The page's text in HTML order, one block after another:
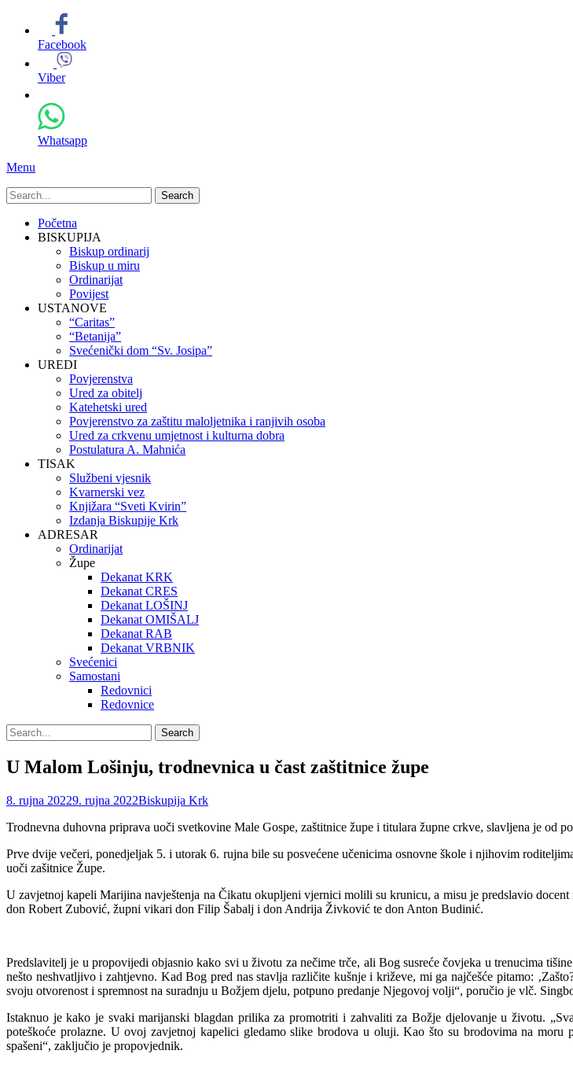
Facebook
Viber
Whatsapp
Menu
Search
for:
Primary
Menu
Skip
Početna
BISKUPIJA
Biskup ordinarij
Biskup u miru
Ordinarijat
Povijest
USTANOVE
“Caritas”
“Betanija”
Svećenički dom “Sv. Josipa”
UREDI
Povjerenstva
Ured za obitelj
Katehetski ured
Povjerenstvo za zaštitu maloljetnika i ranjivih osoba
Ured za crkvenu umjetnost i kulturna dobra
Postulatura A. Mahnića
TISAK
Službeni vjesnik
Kvarnerski vez
Knjižara “Sveti Kvirin”
Izdanja Biskupije Krk
ADRESAR
Ordinarijat
Župe
Dekanat KRK
Dekanat CRES
Dekanat LOŠINJ
Dekanat OMIŠALJ
Dekanat RAB
Dekanat VRBNIK
Svećenici
Samostani
Redovnici
Redovnice
Search
Search
for:
U Malom Lošinju, trodnevnica u čast zaštitnice župe
Posted
8. rujna 20229. rujna 2022Author
Biskupija Krk
Trodnevna duhovna priprava uoči svetkovine Male Gospe, zaštitnice župe i titulara župne crkve, slavljena je
Prve dvije večeri, ponedjeljak 5. i utorak 6. rujna bile su posvećene učenicima osnovne škole i njihovim
uoči zašitnice Župe.
U zavjetnoj kapeli Marijina navještenja na Čikatu okupljeni vjernici molili su krunicu, a misu je predslavio
don Robert Zubović, župni vikari don Filip Šabalj i don Andrija Živković te don Anton Budinić.
Predslavitelj je u propovijedi objasnio kako svi u životu za nečime trče, ali Bog susreće čovjeka u trenucima
nešto neshvatljivo i zahtjevno. Kad Bog pred nas stavlja različite kušnje i križeve, mi ga najčešće pitamo:
svoju otvorenost i spremnost na suradnju u Božjem djelu, potpuno predanje Njegovoj volji“, poručio je vlč.
Istaknuo je kako je svaki marijanski blagdan prilika za promotriti i zahvaliti za Božje djelovanje u životu.
poteškoće prolazne. U ovoj zavjetnoj kapelici gledamo slike brodova u oluji. Kao što su brodovima na
spašeni“, zaključio je propovjednik.